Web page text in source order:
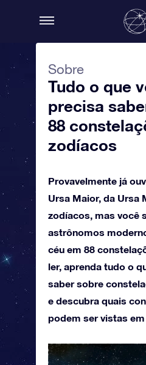
Sobre
Tudo o que
precisa
88
zodíacos
Provavelmente já
Ursa Maior, da Ursa
zodíacos, mas você
astrônomos
céu em 88
ler, aprenda tudo o
saber sobre
e descubra quais
podem ser vistas